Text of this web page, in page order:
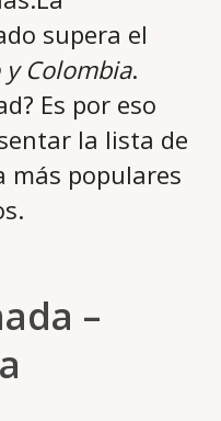
supera el
Colombia.
Es por eso
la lista de
más populares
–